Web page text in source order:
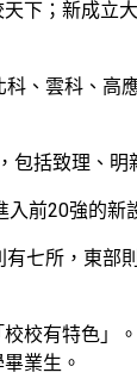
下；新成立
、雲科、
包括致理、
前20強的
七所，東部
校有特色
業生。